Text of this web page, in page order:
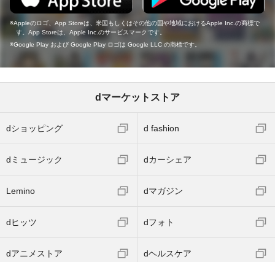
Appleのロゴ、App Storeは、米国もしくはその他の国や地域におけるApple Inc.の商標で
す。App Storeは、Apple Inc.のサービスマークです。
Google Play および Google Play ロゴは Google LLC の商標です。
dマーケットストア
dショッピング d fashion
dミュージック dカーシェア
Lemino dマガジン
dヒッツ dフォト
dアニメストア dヘルスケア